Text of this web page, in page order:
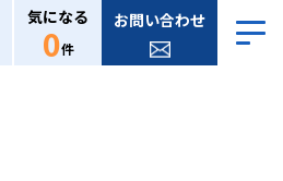
気になる
0件
お問い合わせ